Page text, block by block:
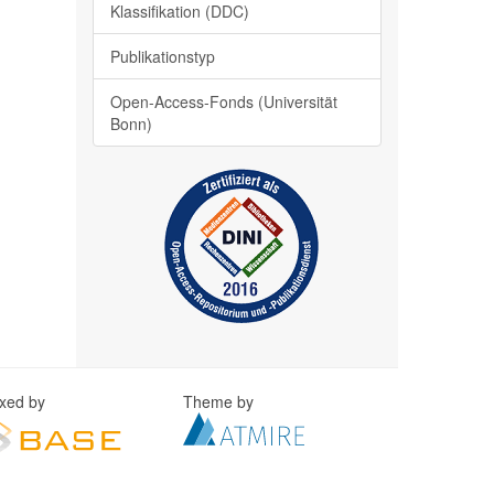
Klassifikation (DDC)
Publikationstyp
Open-Access-Fonds (Universität
Bonn)
by Theme by